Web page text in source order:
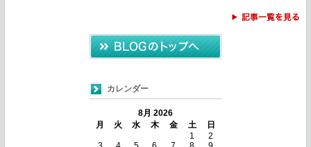
カレンダー
8月 2026
月
火 水 木 金 土
日
1
2